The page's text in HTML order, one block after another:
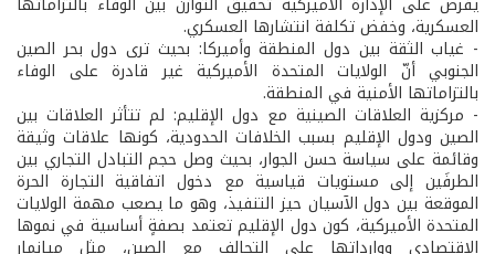
العسكرية، وخفض تكلفة انتشارها العسكري.
- غياب الثقة بين دول المنطقة وأميركا: بحيث ترى دول بحر الصين
الجنوبي أنّ الولايات المتحدة الأميركية غير قادرة على الوفاء
بالتزاماتها الأمنية في المنطقة.
- مركزية العلاقات الصينية مع دول الإقليم: لم تتأثر العلاقات بين
الصين ودول الإقليم بسبب الخلافات الحدودية، كونها علاقات وثيقة
وقائمة على سياسة حسن الجوار، بحيث وصل حجم التبادل التجاري بين
الطرفَين إلى مستويات قياسية مع دخول اتفاقية التجارة الحرة
الموقعة بين دول الآسيان حيز التنفيذ، وهو ما يصعب مهمة الولايات
المتحدة الأميركية، كون دول الإقليم تعتمد بصفةٍ أساسية في نموها
الاقتصادي ووارداتها على التحالف مع الصين، مثل ميانمار